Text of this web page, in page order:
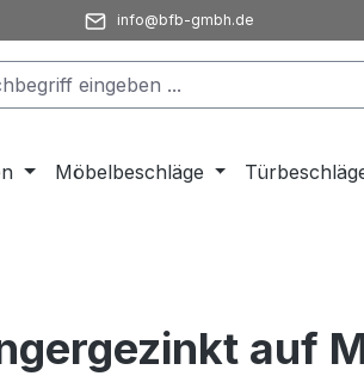
info@bfb-gmbh.de
Möbelbeschläge
auf